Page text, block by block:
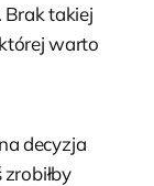
Brak takiej
warto
decyzja